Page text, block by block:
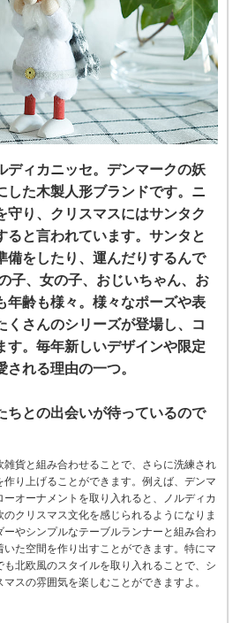
ディカニッセ。デンマークの妖
した木製人形ブランドです。ニ
守り、クリスマスにはサンタク
ると言われています。サンタと
備をしたり、運んだりするんで
子、女の子、おじいちゃん、お
年齢も様々。様々なポーズや表
くさんのシリーズが登場し、コ
す。毎年新しいデザインや限定
れる理由の一つ。
ちとの出会いが待っているので
雑貨と組み合わせることで、さらに洗練され
り上げることができます。例えば、デンマ
オーナメントを取り入れると、ノルディカ
クリスマス文化を感じられるようになりま
やシンプルなテーブルランナーと組み合わ
た空間を作り出すことができます。特にマ
北欧風のスタイルを取り入れることで、シ
スの雰囲気を楽しむことができますよ。